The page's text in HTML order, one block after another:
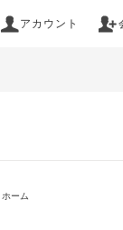
アカウント
ホーム